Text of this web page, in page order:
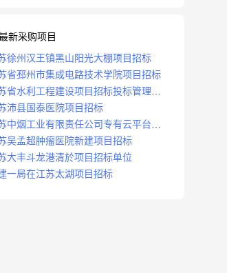
新采购项目
徐州汉王镇黑山阳光大棚项目招标
省邳州市集成电路技术学院项目招标
省水利工程建设项目招标投标管理办
沛县国泰医院项目招标
中烟工业有限责任公司专有云平台扩
目招标
吴孟超肿瘤医院新建项目招标
大丰斗龙港清於项目招标单位
一局在江苏太湖项目招标